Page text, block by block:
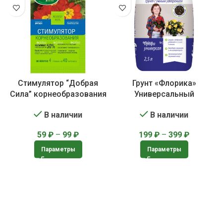
Стимулятор “Добрая
Сила” корнеобразования
В наличии
59 ₽ – 99 ₽
Параметры
Грунт «Флорика»
Универсальный
В наличии
199 ₽ – 399 ₽
Параметры